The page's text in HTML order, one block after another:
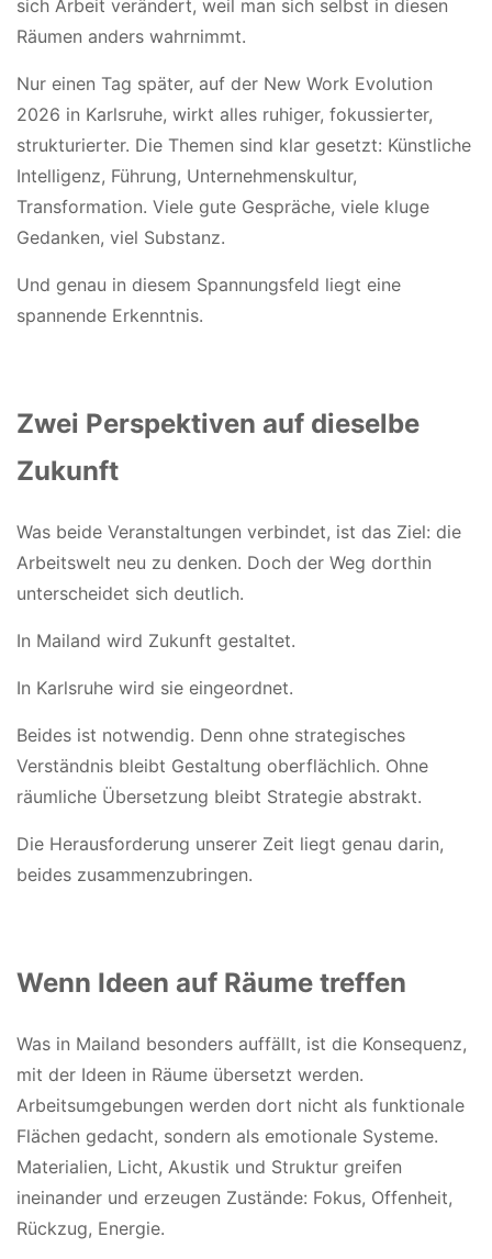
sich Arbeit verändert, weil man sich selbst in diesen
Räumen anders wahrnimmt.
Nur einen Tag später, auf der New Work Evolution
2026 in Karlsruhe, wirkt alles ruhiger, fokussierter,
strukturierter. Die Themen sind klar gesetzt: Künstliche
Intelligenz, Führung, Unternehmenskultur,
Transformation. Viele gute Gespräche, viele kluge
Gedanken, viel Substanz.
Und genau in diesem Spannungsfeld liegt eine
spannende Erkenntnis.
Zwei Perspektiven auf dieselbe
Zukunft
Was beide Veranstaltungen verbindet, ist das Ziel: die
Arbeitswelt neu zu denken. Doch der Weg dorthin
unterscheidet sich deutlich.
In Mailand wird Zukunft gestaltet.
In Karlsruhe wird sie eingeordnet.
Beides ist notwendig. Denn ohne strategisches
Verständnis bleibt Gestaltung oberflächlich. Ohne
räumliche Übersetzung bleibt Strategie abstrakt.
Die Herausforderung unserer Zeit liegt genau darin,
beides zusammenzubringen.
Wenn Ideen auf Räume treffen
Was in Mailand besonders auffällt, ist die Konsequenz,
mit der Ideen in Räume übersetzt werden.
Arbeitsumgebungen werden dort nicht als funktionale
Flächen gedacht, sondern als emotionale Systeme.
Materialien, Licht, Akustik und Struktur greifen
ineinander und erzeugen Zustände: Fokus, Offenheit,
Rückzug, Energie.